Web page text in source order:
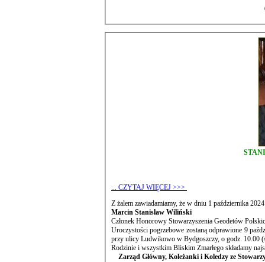
... CZYTAJ WIĘCEJ >>>
Z żalem zawiadamiamy, że w dniu 1 października
Marcin Stanisław Wiliński
Członek Honorowy Stowarzyszenia Geodetów
Uroczystości pogrzebowe zostaną odprawione 9
przy ulicy Ludwikowo w Bydgoszczy, o godz. 10.00
Rodzinie i wszystkim Bliskim Zmarłego składamy
Zarząd Główny, Koleżanki i Koledzy ze